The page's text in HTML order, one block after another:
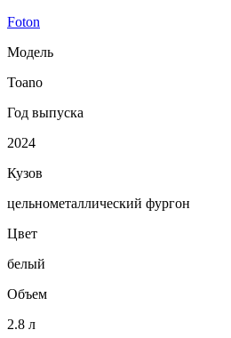
Foton
Модель
Toano
Год выпуска
2024
Кузов
цельнометаллический фургон
Цвет
белый
Объем
2.8 л